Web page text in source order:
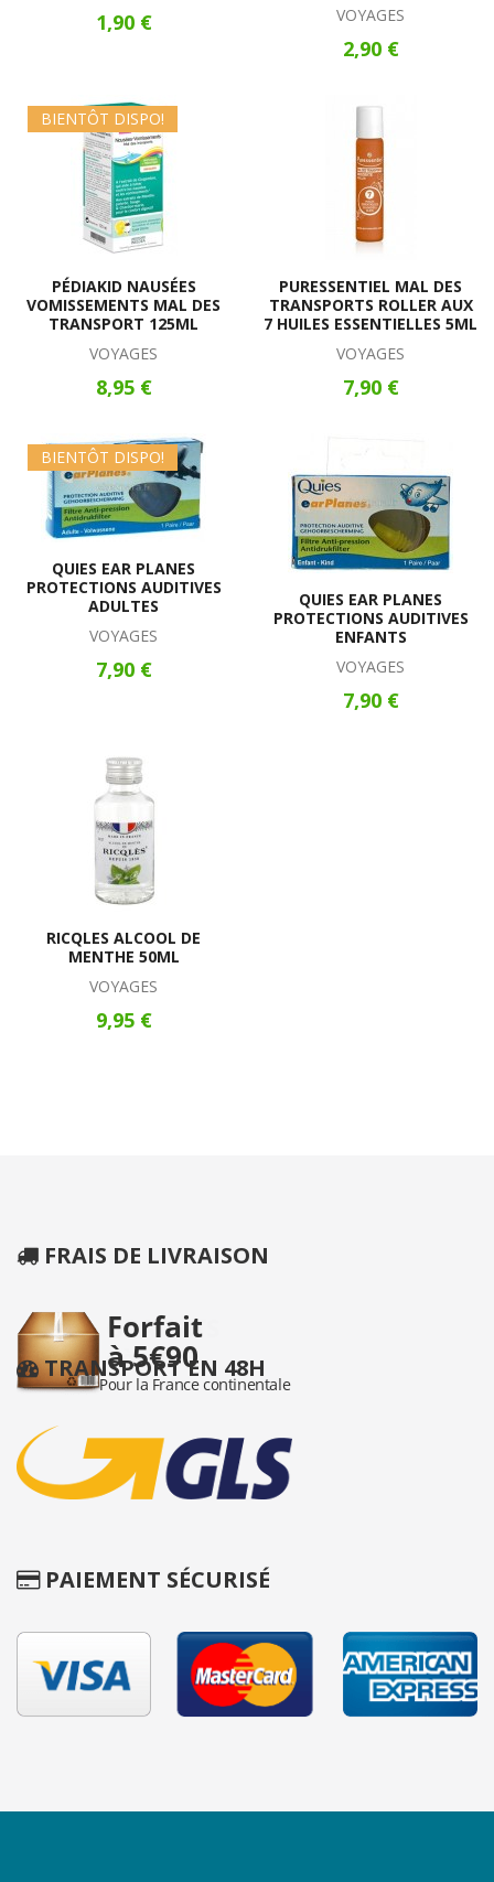
1,90 €
VOYAGES
2,90 €
BIENTÔT DISPO!
PÉDIAKID NAUSÉES
VOMISSEMENTS MAL DES
TRANSPORT 125ML
VOYAGES
8,95 €
PURESSENTIEL MAL DES
TRANSPORTS ROLLER AUX
7 HUILES ESSENTIELLES 5ML
VOYAGES
7,90 €
BIENTÔT DISPO!
QUIES EAR PLANES
PROTECTIONS AUDITIVES
ADULTES
VOYAGES
7,90 €
QUIES EAR PLANES
PROTECTIONS AUDITIVES
ENFANTS
VOYAGES
7,90 €
RICQLES ALCOOL DE
MENTHE 50ML
VOYAGES
9,95 €
FRAIS DE LIVRAISON
TRANSPORT EN 48H
PAIEMENT SÉCURISÉ